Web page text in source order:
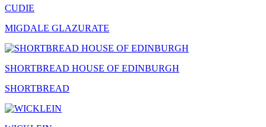
CUDIE
MIGDALE GLAZURATE
SHORTBREAD HOUSE OF EDINBURGH
SHORTBREAD